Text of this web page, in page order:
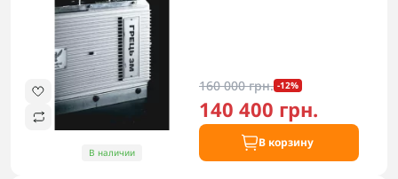
В наличии
160 000 грн. -12%
140 400 грн.
В корзину